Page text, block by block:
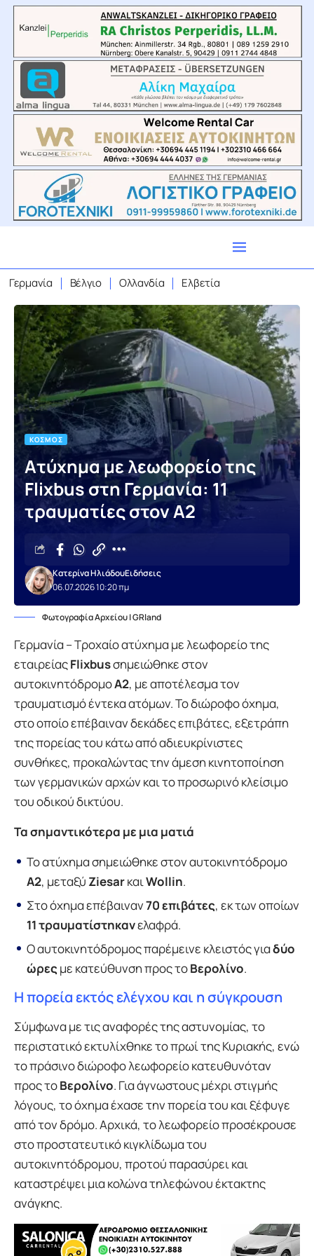
Γερμανία Βέλγιο Ολλανδία Ελβετία
ΚΌΣΜΟΣ
Ατύχημα με λεωφορείο της
Flixbus στη Γερμανία: 11
τραυματίες στον A2
06.07.2026 10:20 πμ
Κατερίνα ΗλιάδουΕιδήσεις
Φωτογραφία Αρχείου | GRland
Γερμανία – Τροχαίο ατύχημα με λεωφορείο της
εταιρείαςFlixbusσημειώθηκε στον
αυτοκινητόδρομοA2, με αποτέλεσμα τον
τραυματισμό έντεκα ατόμων. Το διώροφο όχημα,
στο οποίο επέβαιναν δεκάδες επιβάτες, εξετράπη
της πορείας του κάτω από αδιευκρίνιστες
συνθήκες, προκαλώντας την άμεση κινητοποίηση
των γερμανικών αρχών και το προσωρινό κλείσιμο
του οδικού δικτύου.
Τα σημαντικότερα με μια ματιά
Το ατύχημα σημειώθηκε στον αυτοκινητόδρομο
A2, μεταξύ Ziesarκαι Wollin.
Στο όχημα επέβαιναν70 επιβάτες, εκ των οποίων
11 τραυματίστηκανελαφρά.
Ο αυτοκινητόδρομος παρέμεινε κλειστός γιαδύο
ώρες με κατεύθυνση προς τοΒερολίνο.
Η πορεία εκτός ελέγχου και η σύγκρουση
Σύμφωνα με τις αναφορές της αστυνομίας, το
περιστατικό εκτυλίχθηκε το πρωί της Κυριακής, ενώ
το πράσινο διώροφο λεωφορείο κατευθυνόταν
προς τοΒερολίνο. Για άγνωστους μέχρι στιγμής
λόγους, το όχημα έχασε την πορεία του και ξέφυγε
από τον δρόμο. Αρχικά, το λεωφορείο προσέκρουσε
στο προστατευτικό κιγκλίδωμα του
αυτοκινητόδρομου, προτού παρασύρει και
καταστρέψει μια κολώνα τηλεφώνου έκτακτης
ανάγκης.